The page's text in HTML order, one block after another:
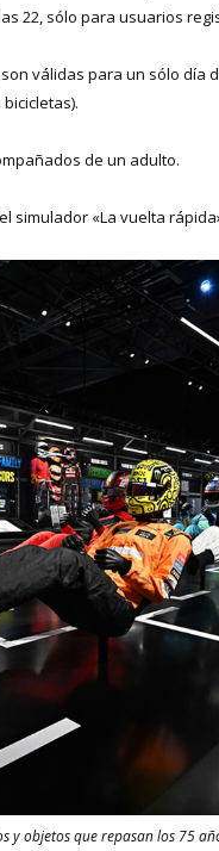
22, sólo para usuarios
válidas para un sólo día
de un adulto.
simulador «La vuelta
y objetos que repasan los 75